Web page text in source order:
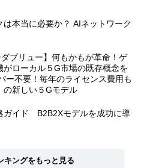
本当に必要か？ AIネットワーク
ダブリュー】何もかもが革命！ゲ
がローカル５G市場の既存概念を
ー不要！毎年のライセンス費用も
新しい５Gモデル
ガイド B2B2Xモデルを成功に導
キングをもっと見る